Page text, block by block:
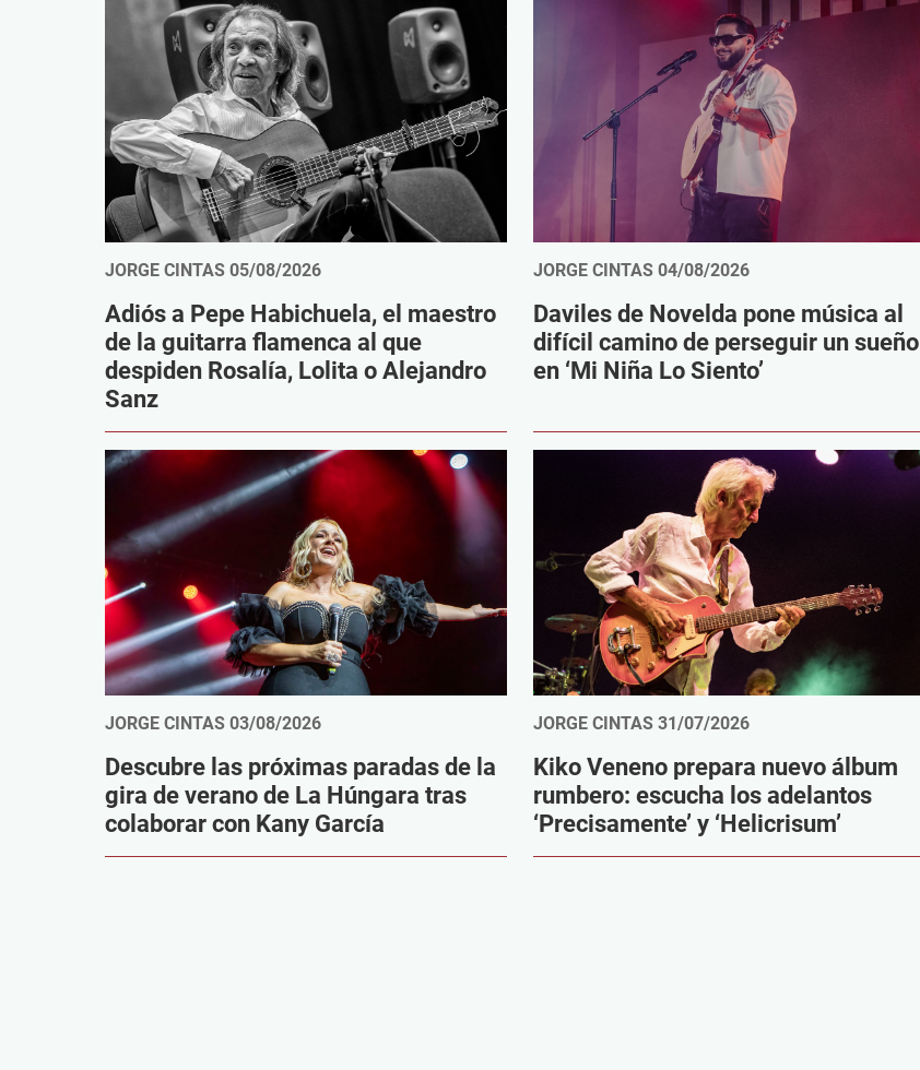
JORGE CINTAS 05/08/2026
Adiós a Pepe Habichuela, el maestro
de la guitarra flamenca al que
despiden Rosalía, Lolita o Alejandro
Sanz
JORGE CINTAS 04/08/2026
Daviles de Novelda pone música al
difícil camino de perseguir un sueño
en ‘Mi Niña Lo Siento’
JORGE CINTAS 03/08/2026
Descubre las próximas paradas de la
gira de verano de La Húngara tras
colaborar con Kany García
JORGE CINTAS 31/07/2026
Kiko Veneno prepara nuevo álbum
rumbero: escucha los adelantos
‘Precisamente’ y ‘Helicrisum’